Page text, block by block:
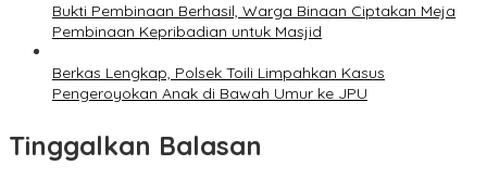
Bukti Pembinaan Berhasil, Warga Binaan Ciptakan Meja
Pembinaan Kepribadian untuk Masjid
Berkas Lengkap, Polsek Toili Limpahkan Kasus
Pengeroyokan Anak di Bawah Umur ke JPU
Tinggalkan Balasan